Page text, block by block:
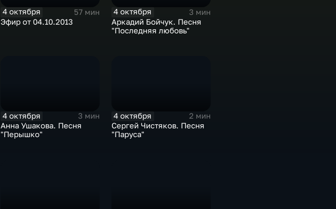
4 октября
57 мин
Эфир от 04.10.2013
4 октября
3 мин
Аркадий Бойчук. Песня
"Последняя любовь"
4 октября
3 мин
Анна Ушакова. Песня
"Перышко"
4 октября
2 мин
Сергей Чистяков. Песня
"Паруса"